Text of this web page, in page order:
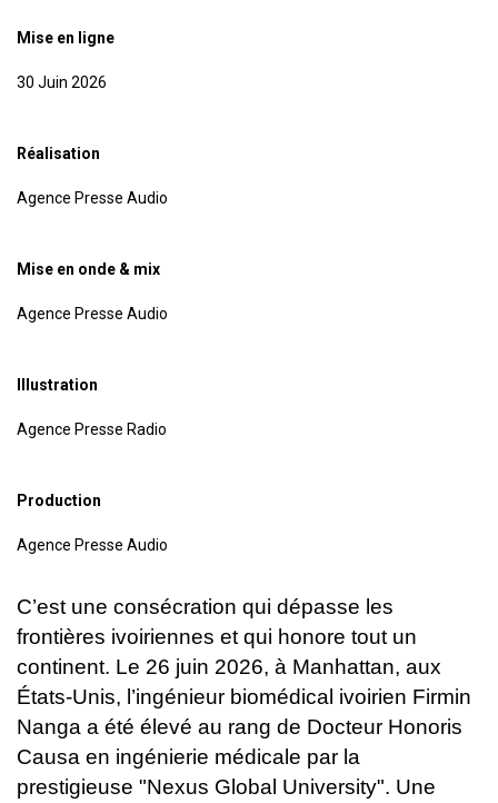
Mise en ligne
30 Juin 2026
Réalisation
Agence Presse Audio
Mise en onde & mix
Agence Presse Audio
Illustration
Agence Presse Radio
Production
Agence Presse Audio
C’est une consécration qui dépasse les
frontières ivoiriennes et qui honore tout un
continent. Le 26 juin 2026, à Manhattan, aux
États-Unis, l’ingénieur biomédical ivoirien Firmin
Nanga a été élevé au rang de Docteur Honoris
Causa en ingénierie médicale par la
prestigieuse "Nexus Global University". Une